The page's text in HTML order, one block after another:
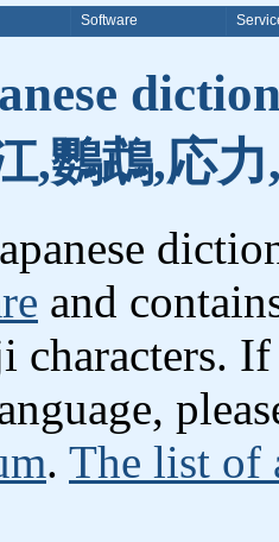
Software
,鸚鵡,応
and
characters.
. The list of